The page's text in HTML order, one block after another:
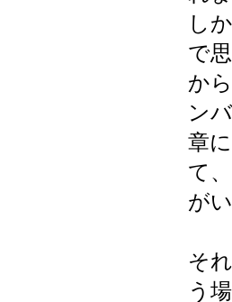
し
で
か
ン
章
て
が
そ
う